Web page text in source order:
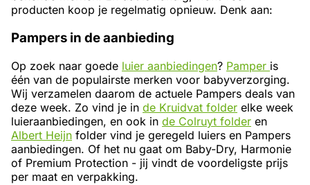
producten koop je regelmatig opnieuw. Denk aan:
Pampers in de aanbieding
Op zoek naar goede luier aanbiedingen? Pamper is
één van de populairste merken voor babyverzorging.
Wij verzamelen daarom de actuele Pampers deals van
deze week. Zo vind je in de Kruidvat folder elke week
luieraanbiedingen, en ook in de Colruyt folder en
Albert Heijn folder vind je geregeld luiers en Pampers
aanbiedingen. Of het nu gaat om Baby-Dry, Harmonie
of Premium Protection - jij vindt de voordeligste prijs
per maat en verpakking.